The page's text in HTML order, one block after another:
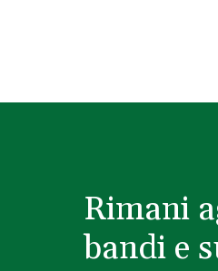
Rimani
bandi e